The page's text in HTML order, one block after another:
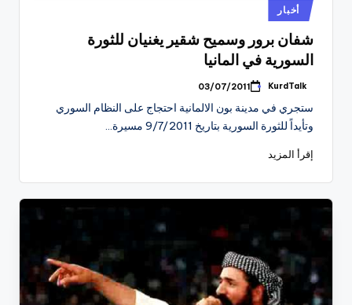
نُشر
في
أخبار
شفان برور وسميح شقير يغنيان للثورة
السورية في المانيا
تمّ
بواسطة
KurdTalk
03/07/2011
ستجري في مدينة بون الالمانية احتجاج على النظام السوري
وتأيداً للثورة السورية بتاريخ 9/7/2011 مسيرة…
إقرأ المزيد